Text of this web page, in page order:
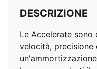
DESCRIZIONE
Le Accelerate
velocità,